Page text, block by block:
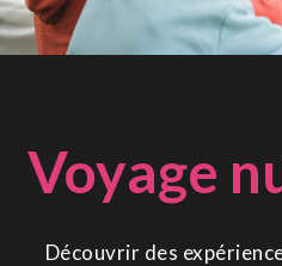
Voyage
Découvrir des